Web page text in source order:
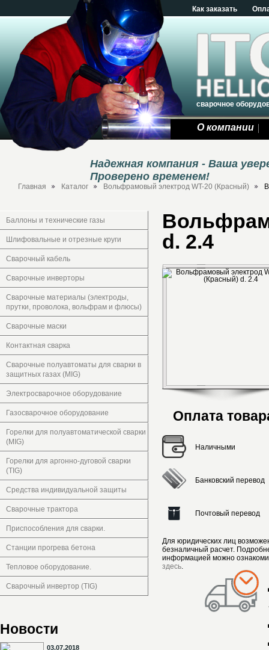
Как заказать
сварочное
О компании
Надежная компания - Ваша
Проверено временем!
Главная Каталог Вольфрамовый электрод WT-20 (Красный)
Баллоны и технические газы
Шлифовальные и отрезные круги
Сварочный кабель
Сварочные инверторы
Сварочные материалы (электроды,
прутки, проволока, вольфрам и флюсы)
Сварочные маски
Контактная сварка
Сварочные полуавтоматы для сварки в
защитных газах (MIG)
Электросварочное оборудование
Газосварочное оборудование
Горелки для полуавтоматической сварки
(MIG)
Горелки для аргонно-дуговой сварки
(TIG)
Средства индивидуальной защиты
Сварочные трактора
Приспособления для сварки.
Станции прогрева бетона
Тепловое оборудование.
Сварочный инвертор (TIG)
Новости
03.07.2018
d. 2.4
Оплата
Наличными
Банковский перевод
Почтовый перевод
Для юридических лиц
безналичный расчет.
информацией можно
здесь.